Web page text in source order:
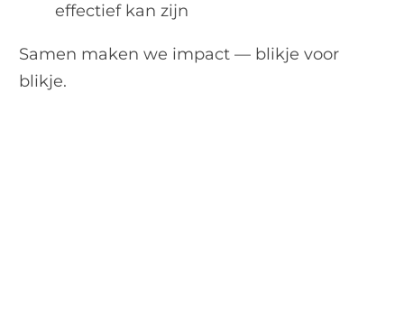
effectief kan zijn
Samen maken we impact — blikje voor
blikje.